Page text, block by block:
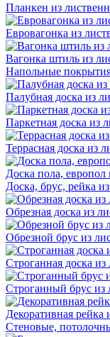
Планкен из
Евровагонка из
Вагонка штиль из
Напольные
Палубная доска из
Паркетная доска из
Террасная доска из
Доска пола,
Доска, брус, рейка
Обрезная доска из
Обрезной брус из
Строганная доска
Строганный брус из
Декоративная рейка
Стеновые,